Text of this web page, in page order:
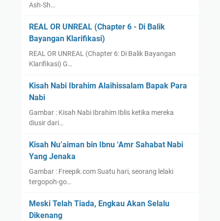
Ash-Sh…
REAL OR UNREAL (Chapter 6 - Di Balik
Bayangan Klarifikasi)
REAL OR UNREAL (Chapter 6: Di Balik Bayangan
Klarifikasi) G…
Kisah Nabi Ibrahim Alaihissalam Bapak Para
Nabi
Gambar : Kisah Nabi Ibrahim Iblis ketika mereka
diusir dari…
Kisah Nu’aiman bin Ibnu ‘Amr Sahabat Nabi
Yang Jenaka
Gambar : Freepik.com Suatu hari, seorang lelaki
tergopoh-go…
Meski Telah Tiada, Engkau Akan Selalu
Dikenang